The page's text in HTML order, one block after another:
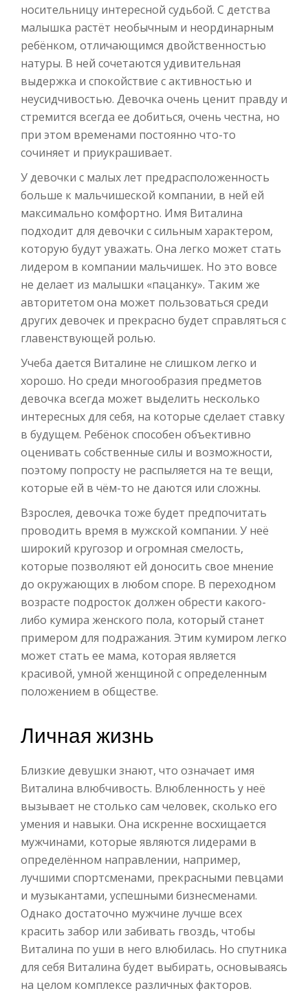
носительницу интересной судьбой. С детства
малышка растёт необычным и неординарным
ребёнком, отличающимся двойственностью
натуры. В ней сочетаются удивительная
выдержка и спокойствие с активностью и
неусидчивостью. Девочка очень ценит правду и
стремится всегда ее добиться, очень честна, но
при этом временами постоянно что-то
сочиняет и приукрашивает.
У девочки с малых лет предрасположенность
больше к мальчишеской компании, в ней ей
максимально комфортно. Имя Виталина
подходит для девочки с сильным характером,
которую будут уважать. Она легко может стать
лидером в компании мальчишек. Но это вовсе
не делает из малышки «пацанку». Таким же
авторитетом она может пользоваться среди
других девочек и прекрасно будет справляться с
главенствующей ролью.
Учеба дается Виталине не слишком легко и
хорошо. Но среди многообразия предметов
девочка всегда может выделить несколько
интересных для себя, на которые сделает ставку
в будущем. Ребёнок способен объективно
оценивать собственные силы и возможности,
поэтому попросту не распыляется на те вещи,
которые ей в чём-то не даются или сложны.
Взрослея, девочка тоже будет предпочитать
проводить время в мужской компании. У неё
широкий кругозор и огромная смелость,
которые позволяют ей доносить свое мнение
до окружающих в любом споре. В переходном
возрасте подросток должен обрести какого-
либо кумира женского пола, который станет
примером для подражания. Этим кумиром легко
может стать ее мама, которая является
красивой, умной женщиной с определенным
положением в обществе.
Личная жизнь
Близкие девушки знают, что означает имя
Виталина влюбчивость. Влюбленность у неё
вызывает не столько сам человек, сколько его
умения и навыки. Она искренне восхищается
мужчинами, которые являются лидерами в
определённом направлении, например,
лучшими спортсменами, прекрасными певцами
и музыкантами, успешными бизнесменами.
Однако достаточно мужчине лучше всех
красить забор или забивать гвоздь, чтобы
Виталина по уши в него влюбилась. Но спутника
для себя Виталина будет выбирать, основываясь
на целом комплексе различных факторов.